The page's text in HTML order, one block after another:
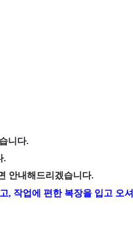
니다.
.
안내해드리겠습니다.
작업에 편한 복장을 입고 오